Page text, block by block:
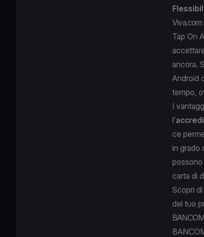
Viva.com
Tap On
ancora.
Android
tempo,
I
l’
ce
in grado
possono
carta di
Scopri
del tuo